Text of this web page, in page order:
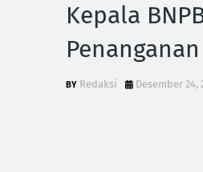
Kepala
Redaksi Desember 24,